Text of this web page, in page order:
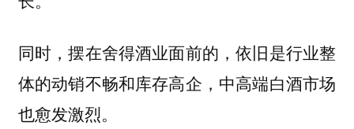
同时，摆在舍得酒业面前的，依旧是行业整
体的动销不畅和库存高企，中高端白酒市场
也愈发激烈。